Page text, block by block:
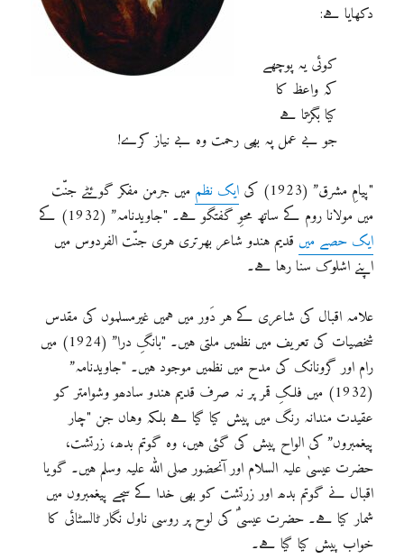
دکھایا ہے:
کوئی یہ پوچھے
کہ واعظ کا
کیا بگڑتا ہے
جو بے عمل پہ بھی رحمت وہ بے نیاز کرے!
"پیامِ مشرق” (1923) کی
ایک نظم میں جرمن مفکر گوئٹے جنّت
میں مولانا روم کے ساتھ محوِ گفتگو ہے۔ "جاویدنامہ” (1932) کے
ایک حصے میں قدیم ہندو شاعر بھرتری ہری جنّت الفردوس میں
اپنے اشلوک سنا رہا ہے۔
علامہ اقبال کی شاعری کے ہر دَور میں ہمیں غیرمسلموں کی مقدس
شخصیات کی تعریف میں نظمیں ملتی ہیں۔ "بانگِ درا” (1924) میں
رام اور گرونانک کی مدح میں نظمیں موجود ہیں۔ "جاویدنامہ”
(1932) میں فلکِ قمر پر نہ صرف قدیم ہندو سادھو وشوامتر کو
عقیدت مندانہ رنگ میں پیش کیا گیا ہے بلکہ وہاں جن "چار
پیغمبروں” کی الواح پیش کی گئی ہیں، وہ گوتم بدھ، زرتشت،
حضرت عیسیٰ علیہ السلام اور آنحضور صلی اللہ علیہ وسلم ہیں۔ گویا
اقبال نے گوتم بدھ اور زرتشت کو بھی خدا کے سچے پیغمبروں میں
شمار کیا ہے۔ حضرت عیسیٰؑ کی لوح پر روسی ناول نگار ٹالسٹائی کا
خواب پیش کیا گیا ہے۔